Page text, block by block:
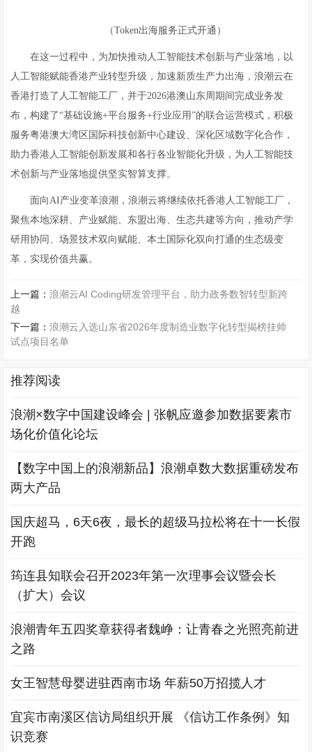
（Token出海服务正式开通）
在这一过程中，为加快推动人工智能技术创新与产业落地，以
人工智能赋能香港产业转型升级，加速新质生产力出海，浪潮云在
香港打造了人工智能工厂，并于2026港澳山东周期间完成业务发
布，构建了“基础设施+平台服务+行业应用”的联合运营模式，积极
服务粤港澳大湾区国际科技创新中心建设、深化区域数字化合作，
助力香港人工智能创新发展和各行各业智能化升级，为人工智能技
术创新与产业落地提供坚实智算支撑。
面向AI产业变革浪潮，浪潮云将继续依托香港人工智能工厂，
聚焦本地深耕、产业赋能、东盟出海、生态共建等方向，推动产学
研用协同、场景技术双向赋能、本土国际化双向打通的生态级变
革，实现价值共赢。
上一篇：浪潮云AI Coding研发管理平台，助力政务数智转型新跨
越
下一篇：浪潮云入选山东省2026年度制造业数字化转型揭榜挂帅
试点项目名单
推荐阅读
浪潮×数字中国建设峰会 | 张帆应邀参加数据要素市
场化价值化论坛
【数字中国上的浪潮新品】浪潮卓数大数据重磅发布
两大产品
国庆超马，6天6夜，最长的超级马拉松将在十一长假
开跑
筠连县知联会召开2023年第一次理事会议暨会长
（扩大）会议
浪潮青年五四奖章获得者魏峥：让青春之光照亮前进
之路
女王智慧母婴进驻西南市场 年薪50万招揽人才
宜宾市南溪区信访局组织开展 《信访工作条例》知
识竞赛